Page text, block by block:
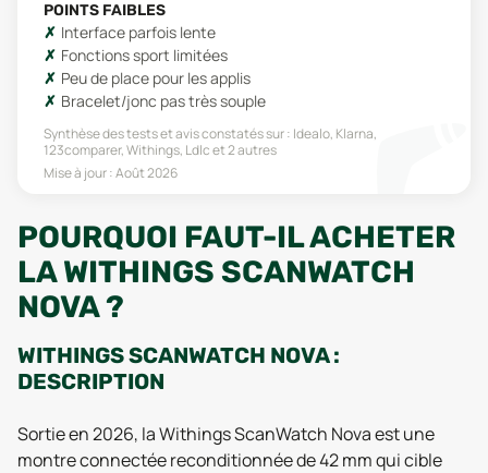
POINTS FAIBLES
Interface parfois lente
Fonctions sport limitées
Peu de place pour les applis
Bracelet/jonc pas très souple
Synthèse des tests et avis constatés sur : Idealo, Klarna,
123comparer, Withings, Ldlcet 2 autres
Mise à jour :Août 2026
POURQUOI FAUT-IL ACHETER
LA WITHINGS SCANWATCH
NOVA ?
WITHINGS SCANWATCH NOVA :
DESCRIPTION
Sortie en 2026, la Withings ScanWatch Nova est une
montre connectée reconditionnée de 42 mm qui cible